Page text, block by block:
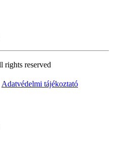
rights reserved
Adatvédelmi tájékoztató